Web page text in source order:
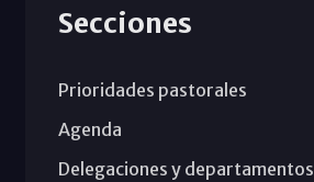
Secciones
Prioridades pastorales
Agenda
Delegaciones y departamentos